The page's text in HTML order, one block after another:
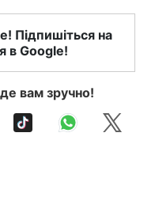
Підпишіться на
в Google!
вам зручно!